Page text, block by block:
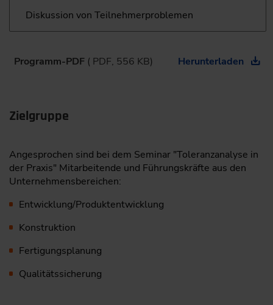
Diskussion von Teilnehmerproblemen
Programm-PDF ( PDF, 556 KB) Herunterladen
Zielgruppe
Angesprochen sind bei dem Seminar "Toleranzanalyse in
der Praxis" Mitarbeitende und Führungskräfte aus den
Unternehmensbereichen:
Entwicklung/Produktentwicklung
Konstruktion
Fertigungsplanung
Qualitätssicherung